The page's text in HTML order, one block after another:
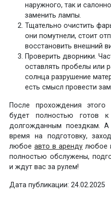
наружного, так и
заменить лампы.
Тщательно очистить
они помутнели, стоит
восстановить внешний
Проверить дворники.
оставлять пробелы или
солнца разрушение
есть смысл провести
После прохождения этого
будет полностью готов
долгожданным поездкам. А
время на подготовку,
любоеавто в аренду любое
полностью обслужены,
и ждут вас за рулем!
Дата публикации: 24.02.2025